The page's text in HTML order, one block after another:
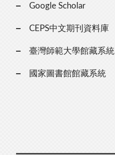
Google Scholar
CEPS中文期刊資料庫
臺灣師範大學館藏系統
國家圖書館館藏系統